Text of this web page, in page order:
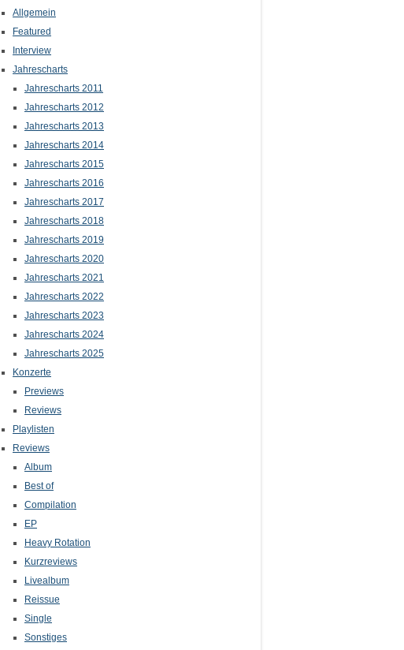
Allgemein
Featured
Interview
Jahrescharts
Jahrescharts 2011
Jahrescharts 2012
Jahrescharts 2013
Jahrescharts 2014
Jahrescharts 2015
Jahrescharts 2016
Jahrescharts 2017
Jahrescharts 2018
Jahrescharts 2019
Jahrescharts 2020
Jahrescharts 2021
Jahrescharts 2022
Jahrescharts 2023
Jahrescharts 2024
Jahrescharts 2025
Konzerte
Previews
Reviews
Playlisten
Reviews
Album
Best of
Compilation
EP
Heavy Rotation
Kurzreviews
Livealbum
Reissue
Single
Sonstiges